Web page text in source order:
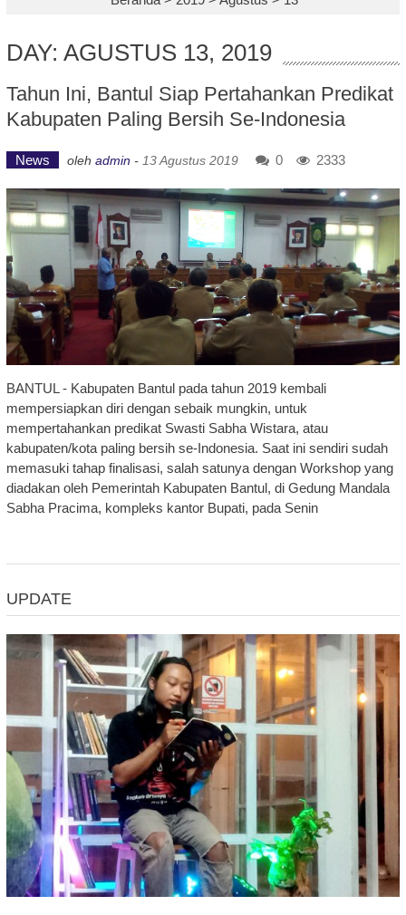
DAY: AGUSTUS 13, 2019
Tahun Ini, Bantul Siap Pertahankan Predikat
Kabupaten Paling Bersih Se-Indonesia
News oleh admin - 13 Agustus 2019 0 2333
BANTUL - Kabupaten Bantul pada tahun 2019 kembali
mempersiapkan diri dengan sebaik mungkin, untuk
mempertahankan predikat Swasti Sabha Wistara, atau
kabupaten/kota paling bersih se-Indonesia. Saat ini sendiri sudah
memasuki tahap finalisasi, salah satunya dengan Workshop yang
diadakan oleh Pemerintah Kabupaten Bantul, di Gedung Mandala
Sabha Pracima, kompleks kantor Bupati, pada Senin
UPDATE